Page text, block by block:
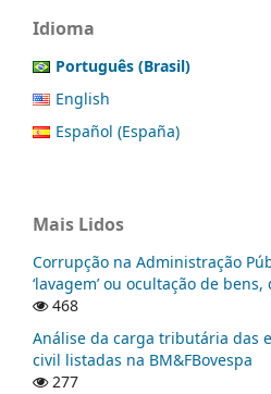
Idioma
Português (Brasil)
English
Español (España)
Mais Lidos
Corrupção na Administração
‘lavagem’ ou ocultação de
468
Análise da carga tributária das
civil listadas na BM&FBovespa
277